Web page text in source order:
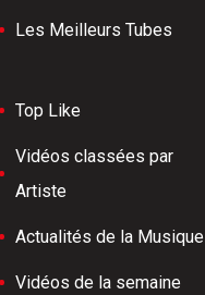
Les Meilleurs Tubes
Top Like
Vidéos classées par
Artiste
Actualités de la Musique
Vidéos de la semaine